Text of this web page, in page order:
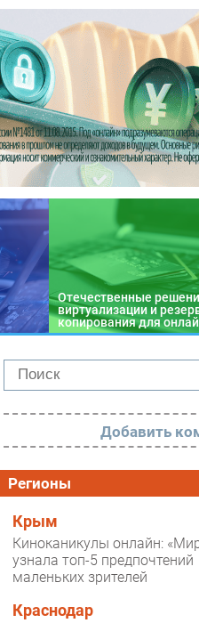
Отечественные
виртуализации и
копирования для
РАЗДЕЛЫ
Новости
Аналитика
Интервью
Мероприятия
Добавить
Регионы
Крым
Киноканикулы онлайн:
узнала топ-5 предпочтений
маленьких зрителей
Краснодар